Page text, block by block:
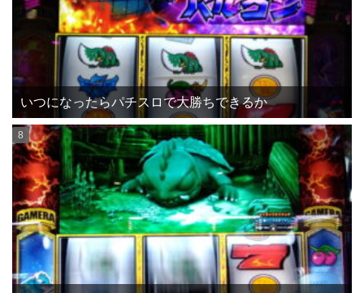
いつになったらパチスロで大勝ちできるか